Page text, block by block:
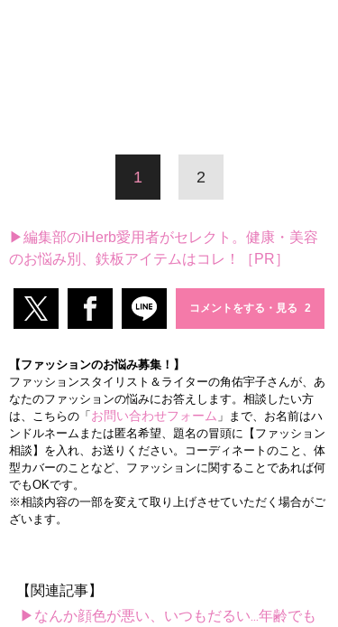
1 2
▶編集部のiHerb愛用者がセレクト。健康・美容
のお悩み別、鉄板アイテムはコレ！［PR］
コメントをする・見る
【ファッションのお悩み募集！】
ファッションスタイリスト＆ライターの角佑宇子さんが、あ
なたのファッションの悩みにお答えします。相談したい方
は、こちらの「 お問い合わせフォーム 」まで、お名前はハ
ンドルネームまたは匿名希望、題名の冒頭に【ファッション
相談】を入れ、お送りください。コーディネートのこと、体
型カバーのことなど、ファッションに関することであれば何
でもOKです。
※相談内容の一部を変えて取り上げさせていただく場合がご
ざいます。
【関連記事】
▶なんか顔色が悪い、いつもだるい...年齢でも